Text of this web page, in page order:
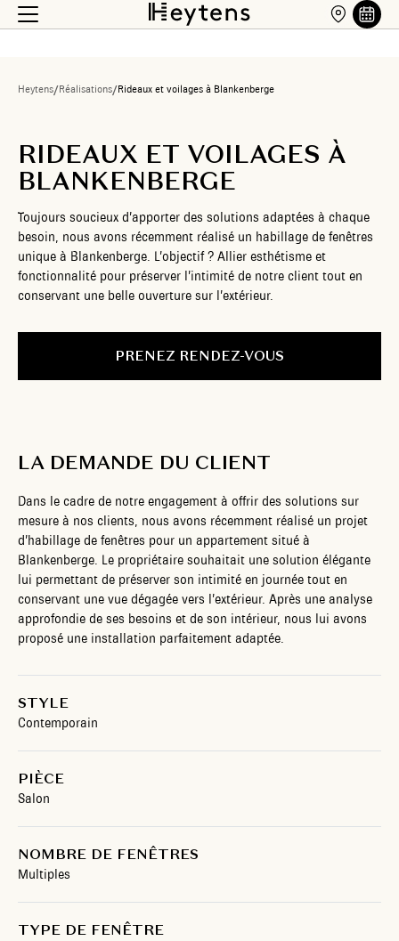
Heytens/Réalisations/Rideaux et voilages à Blankenberge
RIDEAUX ET VOILAGES À
BLANKENBERGE
Toujours soucieux d’apporter des solutions adaptées à chaque
besoin, nous avons récemment réalisé un habillage de fenêtres
unique à Blankenberge. L’objectif ? Allier esthétisme et
fonctionnalité pour préserver l’intimité de notre client tout en
conservant une belle ouverture sur l’extérieur.
PRENEZ RENDEZ-VOUS
LA DEMANDE DU CLIENT
Dans le cadre de notre engagement à offrir des solutions sur
mesure à nos clients, nous avons récemment réalisé un projet
d’habillage de fenêtres pour un appartement situé à
Blankenberge. Le propriétaire souhaitait une solution élégante
lui permettant de préserver son intimité en journée tout en
conservant une vue dégagée vers l’extérieur. Après une analyse
approfondie de ses besoins et de son intérieur, nous lui avons
proposé une installation parfaitement adaptée.
STYLE
Contemporain
PIÈCE
Salon
NOMBRE DE FENÊTRES
Multiples
TYPE DE FENÊTRE